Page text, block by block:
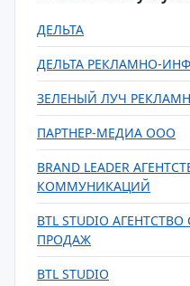
ДЕЛЬТА
ДЕЛЬТА РЕКЛАМНО-
ЗЕЛЕНЫЙ ЛУЧ
ПАРТНЕР-МЕДИА ООО
BRAND LEADER
КОММУНИКАЦИЙ
BTL STUDIO
ПРОДАЖ
BTL STUDIO